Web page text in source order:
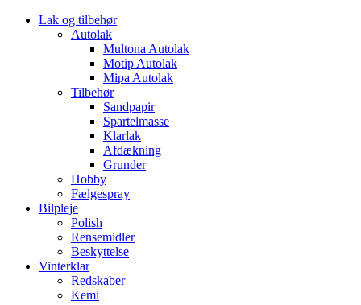
Lak og tilbehør
Autolak
Multona Autolak
Motip Autolak
Mipa Autolak
Tilbehør
Sandpapir
Spartelmasse
Klarlak
Afdækning
Grunder
Hobby
Fælgespray
Bilpleje
Polish
Rensemidler
Beskyttelse
Vinterklar
Redskaber
Kemi